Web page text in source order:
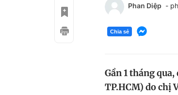
Phan Diệp -
Chia sẻ
Gần 1 tháng
TP.HCM) do chị